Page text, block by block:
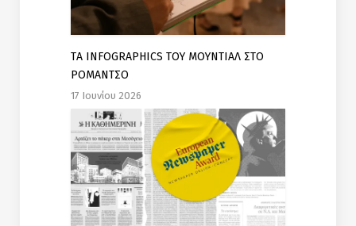
TΑ INFOGRAPHICS ΤΟΥ ΜΟΥΝΤΙΑΛ ΣΤΟ
ΡΟΜΑΝΤΣΟ
17 Ιουνίου 2026